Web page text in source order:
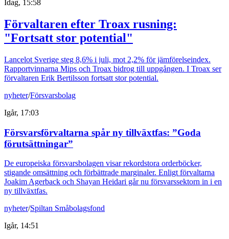
Idag, 15:58
Förvaltaren efter Troax rusning:
"Fortsatt stor potential"
Lancelot Sverige steg 8,6% i juli, mot 2,2% för jämförelseindex.
Rapportvinnarna Mips och Troax bidrog till uppgången. I Troax ser
förvaltaren Erik Bertilsson fortsatt stor potential.
nyheter/Försvarsbolag
Igår, 17:03
Försvarsförvaltarna spår ny tillväxtfas: ”Goda
förutsättningar”
De europeiska försvarsbolagen visar rekordstora orderböcker,
stigande omsättning och förbättrade marginaler. Enligt förvaltarna
Joakim Agerback och Shayan Heidari går nu försvarssektorn in i en
ny tillväxtfas.
nyheter/Spiltan Småbolagsfond
Igår, 14:51